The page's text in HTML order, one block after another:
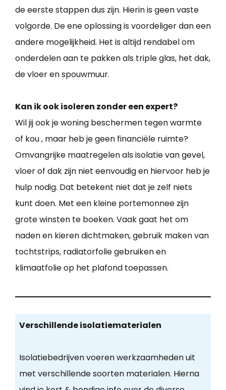
de eerste stappen dus zijn. Hierin is geen vaste
volgorde. De ene oplossing is voordeliger dan een
andere mogelijkheid. Het is altijd rendabel om
onderdelen aan te pakken als triple glas, het dak,
de vloer en spouwmuur.
Kan ik ook isoleren zonder een expert?
Wil jij ook je woning beschermen tegen warmte
of kou , maar heb je geen financiële ruimte?
Omvangrijke maatregelen als isolatie van gevel,
vloer of dak zijn niet eenvoudig en hiervoor heb je
hulp nodig. Dat betekent niet dat je zelf niets
kunt doen. Met een kleine portemonnee zijn
grote winsten te boeken. Vaak gaat het om
naden en kieren dichtmaken, gebruik maken van
tochtstrips, radiatorfolie gebruiken en
klimaatfolie op het plafond toepassen.
Verschillende isolatiematerialen
Isolatiebedrijven voeren werkzaamheden uit
met verschillende soorten materialen. Hierna